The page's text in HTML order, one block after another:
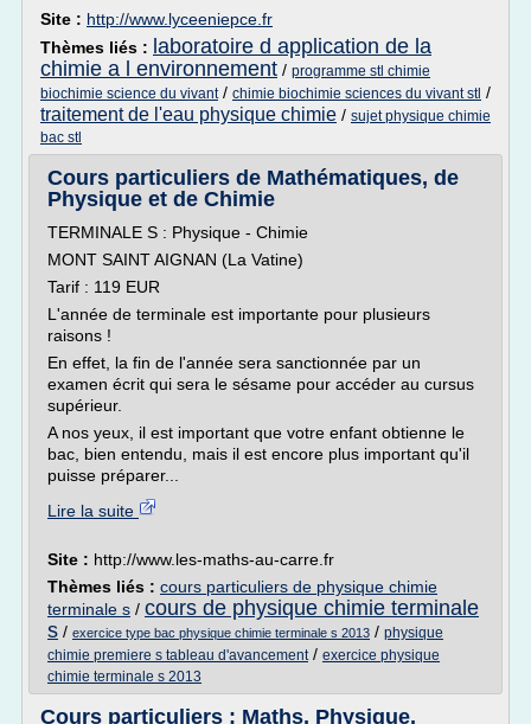
Site : http://www.lyceeniepce.fr
Thèmes liés : laboratoire d application de la
chimie a l environnement / programme stl chimie
biochimie science du vivant/ chimie biochimie sciences du vivant stl /
traitement de l'eau physique chimie / sujet physique chimie
bac stl
Cours particuliers de Mathématiques, de
Physique et de Chimie
TERMINALE S : Physique - Chimie
MONT SAINT AIGNAN (La Vatine)
Tarif : 119 EUR
L'année de terminale est importante pour plusieurs
raisons !
En effet, la fin de l'année sera sanctionnée par un
examen écrit qui sera le sésame pour accéder au cursus
supérieur.
A nos yeux, il est important que votre enfant obtienne le
bac, bien entendu, mais il est encore plus important qu'il
puisse préparer...
Lire la suite
Site : http://www.les-maths-au-carre.fr
Thèmes liés : cours particuliers de physique chimie
terminale s / cours de physique chimie terminale
s / exercice type bac physique chimie terminale s 2013 / physique
chimie premiere s tableau d'avancement/ exercice physique
chimie terminale s 2013
Cours particuliers : Maths, Physique,